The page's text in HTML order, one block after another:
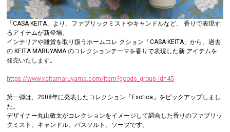
「CASA KEITA」より、ファブリックミストやキャンドルなど、 香りで表現す
るアイテムが新登場。
インテリアや雑貨を取り扱うホームコレ クション「CASA KEITA」から、過去
の KEITA MARUYAMA のコレクションテーマを香りで表現した新 アイテムを
発売いたします。
https://www.keitamaruyama.com/item?goods_group_id=45
第一弾は、2008年に発表したコレクション「Exotica」をピックアップしまし
た。
デザイナー丸山敬太がコレクションをイメージして調合した香りのファブリッ
クミスト、キャンドル、バスソルト、ソープです。